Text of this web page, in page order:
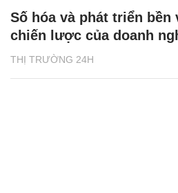
THỊ TRƯỜNG 24H
Số hóa và phát triển
chiến lược của doanh